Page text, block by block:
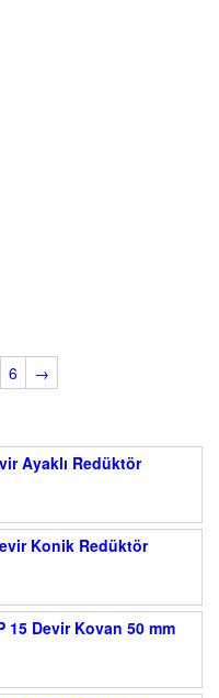
6 →
Ayaklı Redüktör
Konik Redüktör
15 Devir Kovan 50 mm